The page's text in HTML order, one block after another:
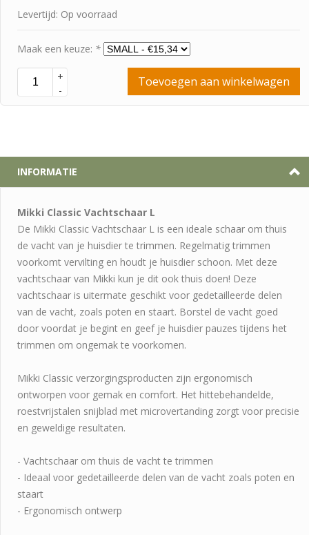
Levertijd: Op voorraad
Maak een keuze: *
+
-
Toevoegen aan winkelwagen
INFORMATIE
Mikki Classic Vachtschaar L
De Mikki Classic Vachtschaar L is een ideale schaar om thuis
de vacht van je huisdier te trimmen. Regelmatig trimmen
voorkomt vervilting en houdt je huisdier schoon. Met deze
vachtschaar van Mikki kun je dit ook thuis doen! Deze
vachtschaar is uitermate geschikt voor gedetailleerde delen
van de vacht, zoals poten en staart. Borstel de vacht goed
door voordat je begint en geef je huisdier pauzes tijdens het
trimmen om ongemak te voorkomen.
Mikki Classic verzorgingsproducten zijn ergonomisch
ontworpen voor gemak en comfort. Het hittebehandelde,
roestvrijstalen snijblad met microvertanding zorgt voor precisie
en geweldige resultaten.
- Vachtschaar om thuis de vacht te trimmen
- Ideaal voor gedetailleerde delen van de vacht zoals poten en
staart
- Ergonomisch ontwerp